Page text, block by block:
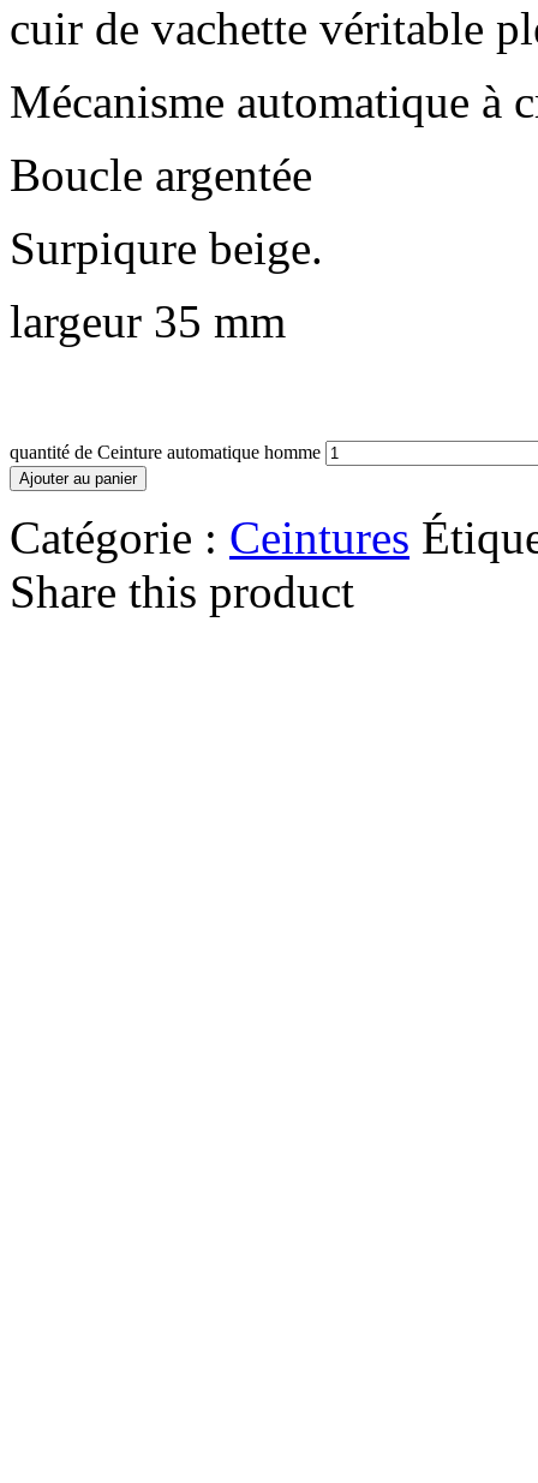
cuir de vachette véritable
Mécanisme automatique à
Boucle argentée
Surpiqure beige.
largeur 35 mm
quantité de Ceinture automatique homme
Ajouter au panier
Catégorie : Ceintures
Share this product